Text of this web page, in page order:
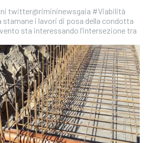
twitter@rimininewsgaia #Viabilità
stamane i lavori di posa della condotta
sta interessando l’intersezione tra